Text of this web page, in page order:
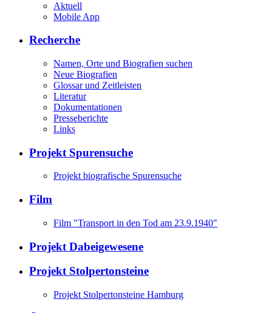
Aktuell
Mobile App
Recherche
Namen, Orte und Biografien suchen
Neue Biografien
Glossar und Zeitleisten
Literatur
Dokumentationen
Presseberichte
Links
Projekt Spurensuche
Projekt biografische Spurensuche
Film
Film "Transport in den Tod am 23.9.1940"
Projekt Dabeigewesene
Projekt Stolpertonsteine
Projekt Stolpertonsteine Hamburg